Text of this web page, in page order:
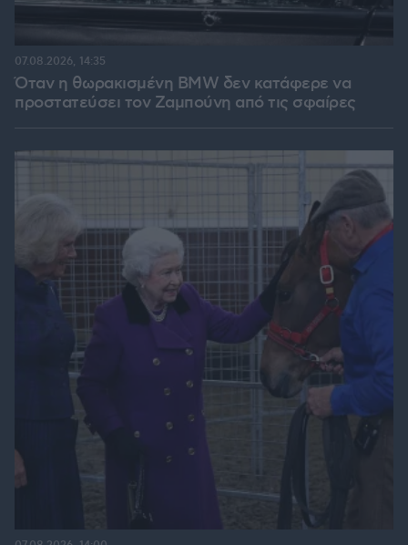
Όταν η θωρακισμένη BMW δεν κατάφερε να
προστατεύσει τον Ζαμπούνη από τις σφαίρες
07.08.2026, 14:35